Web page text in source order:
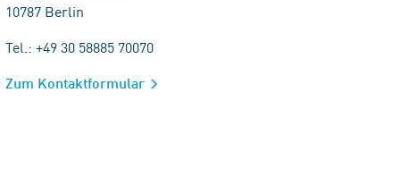
10787 Berlin
Tel.: +49 30 58885 70070
Zum Kontaktformular